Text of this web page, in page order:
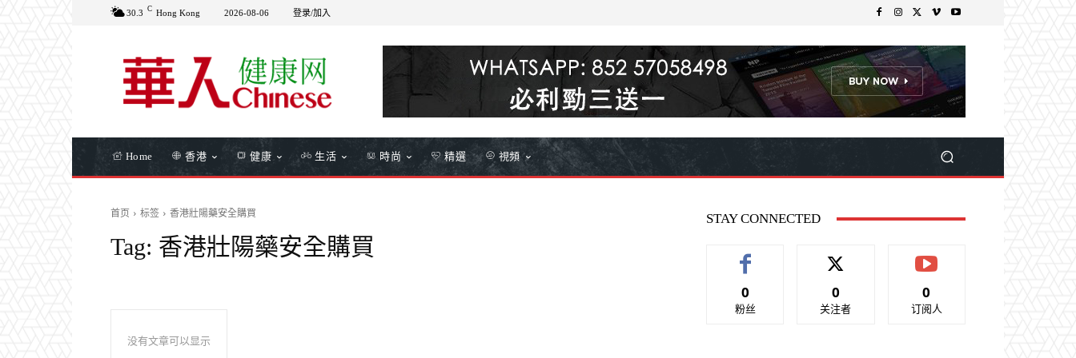
30.3 C Hong Kong 2026-08-06 登录/加入
Home 香港 健康 生活 時尚 精選 視頻
首页 标签 香港壯陽藥安全購買
Tag: 香港壯陽藥安全購買
没有文章可以显示
STAY CONNECTED
0
粉丝
0
关注者
0
订阅人